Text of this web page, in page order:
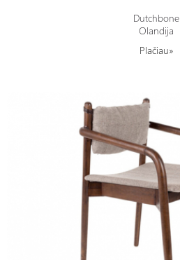
Dutchbone
Olandija
Plačiau»